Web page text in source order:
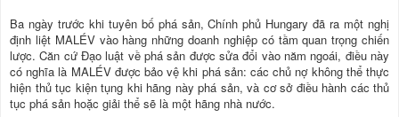
Ba ngày trước khi tuyên bố phá sản, Chính phủ Hungary đã ra một nghị
định liệt MALÉV vào hàng những doanh nghiệp có tầm quan trọng chiến
lược. Căn cứ Ðạo luật về phá sản được sửa đổi vào năm ngoái, điều này
có nghĩa là MALÉV được bảo vệ khi phá sản: các chủ nợ không thể thực
hiện thủ tục kiện tụng khi hãng này phá sản, và cơ sở điều hành các thủ
tục phá sản hoặc giải thể sẽ là một hãng nhà nước.